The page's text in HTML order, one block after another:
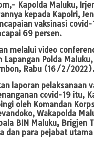
,- Kapolda Maluku,
kepada Kapolri,
vaksinasi
69 persen.
melalui video
Lapangan Polda
Rabu (16/2/2022).
laporan pelaksanaan
covid-19 itu,
oleh Komandan
Wakapolda
BIN Maluku, Brigjen
dan para pejabat